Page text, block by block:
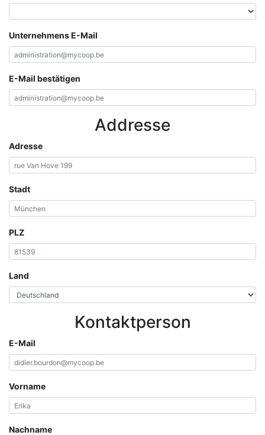
Unternehmens E-Mail
E-Mail bestätigen
Addresse
Adresse
Stadt
PLZ
Land
Kontaktperson
E-Mail
Vorname
Nachname